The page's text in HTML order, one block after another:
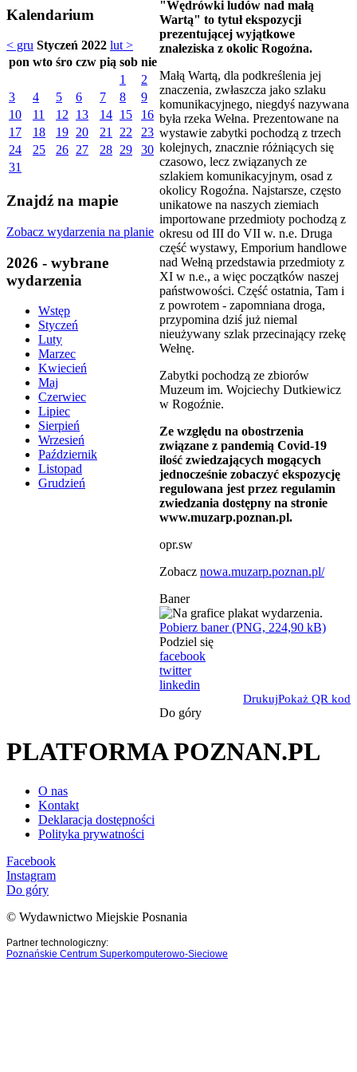
Kalendarium
< gru Styczeń 2022 lut >
pon wto śro czw pią sob nie
1
2
3
4 5 6 7 8
9
10
11 12 13 14 15
16
17
18 19 20 21 22
23
24
25 26 27 28 29
30
31
Znajdź na mapie
Zobacz wydarzenia na planie
2026 - wybrane
wydarzenia
Wstęp
Styczeń
Luty
Marzec
Kwiecień
Maj
Czerwiec
Lipiec
Sierpień
Wrzesień
Październik
Listopad
Grudzień
"Wędrówki ludów nad małą
Wartą" to tytuł ekspozycji
prezentującej wyjątkowe
znaleziska z okolic Rogoźna.
Małą Wartą, dla podkreślenia jej
znaczenia, zwłaszcza jako szlaku
komunikacyjnego, niegdyś nazywana
była rzeka Wełna. Prezentowane na
wystawie zabytki pochodzą z trzech
kolejnych, znacznie różniących się
czasowo, lecz związanych ze
szlakiem komunikacyjnym, osad z
okolicy Rogoźna. Najstarsze, często
unikatowe na naszych ziemiach
importowane przedmioty pochodzą z
okresu od III do VII w. n.e. Druga
część wystawy, Emporium handlowe
nad Wełną przedstawia przedmioty z
XI w n.e., a więc początków naszej
państwowości. Część ostatnia, Tam i
z powrotem - zapomniana droga,
przypomina dziś już niemal
nieużywany szlak przecinający rzekę
Wełnę.
Zabytki pochodzą ze zbiorów
Muzeum im. Wojciechy Dutkiewicz
w Rogoźnie.
Ze względu na obostrzenia
związane z pandemią Covid-19
ilość zwiedzających mogących
jednocześnie zobaczyć ekspozycję
regulowana jest przez regulamin
zwiedzania dostępny na stronie
www.muzarp.poznan.pl.
opr.sw
Zobacz nowa.muzarp.poznan.pl/
Baner
Pobierz baner (PNG, 224,90 kB)
Podziel się
facebook
twitter
linkedin
DrukujPokaż QR kod
Do góry
PLATFORMA POZNAN.PL
O nas
Kontakt
Deklaracja dostępności
Polityka prywatności
Facebook
Instagram
Do góry
© Wydawnictwo Miejskie Posnania
Partner technologiczny:
Poznańskie Centrum Superkomputerowo-Sieciowe